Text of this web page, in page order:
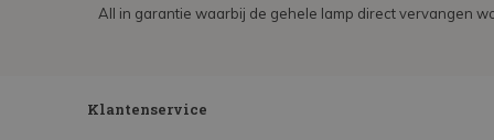
All in garantie waarbij de gehele lamp direct vervangen
Klantenservice